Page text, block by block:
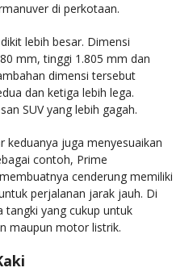
di perkotaan.
lebih besar. Dimensi
mm, tinggi 1.805 mm dan
dimensi tersebut
dan ketiga lebih lega.
SUV yang lebih gagah.
keduanya juga menyesuaikan
contoh, Prime
cenderung memiliki
perjalanan jarak jauh. Di
tangki yang cukup untuk
maupun motor listrik.